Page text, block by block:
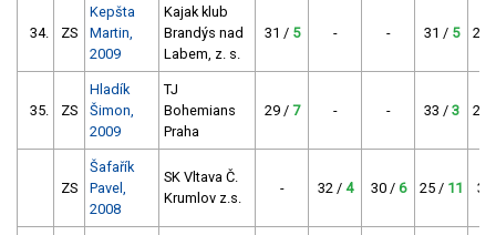
34. ZS
Kepšta
Martin,
2009
Kajak klub
Brandýs nad
Labem, z. s.
31 / 5 - - 31 / 5 23
35. ZS
Hladík
Šimon,
2009
TJ
Bohemians
Praha
29 / 7 - - 33 / 3 24
ZS
Šafařík
Pavel,
2008
SK Vltava Č.
Krumlov z.s.
- 32 / 4 30 / 6 25 / 11